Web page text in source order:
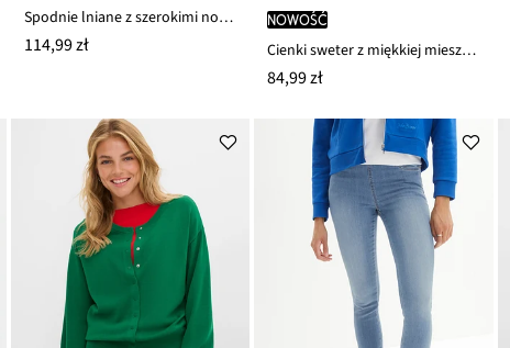
Spodnie lniane z szerokimi nogawkami
114,99 zł
nowość
Cienki sweter z miękkiej mieszanki wiskozy
84,99 zł